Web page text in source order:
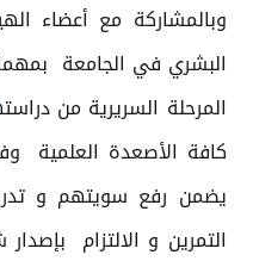
وبالمشاركة مع أعضاء
البشري في الجامعة
المرحلة السريرية من
‏كافة ‏الأصعدة العلمية
يضمن رفع سويتهم و
التمرين و الالتزام